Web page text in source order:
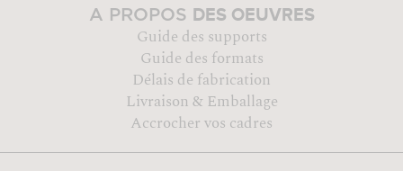
A PROPOS DES OEUVRES
Guide des supports
Guide des formats
Délais de fabrication
Livraison & Emballage
Accrocher vos cadres